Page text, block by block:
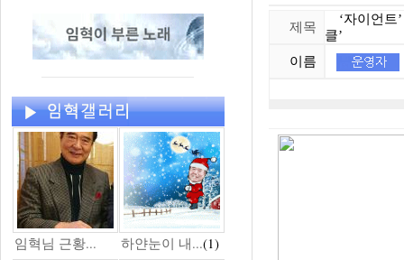
임혁님 근황... 하얀눈이 내...(1)
제목
‘자이언트
클’
이름